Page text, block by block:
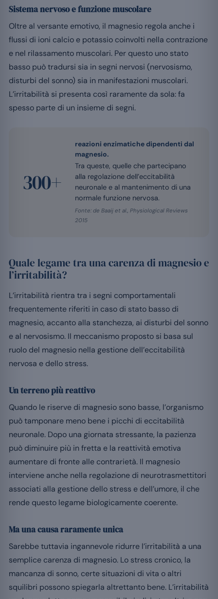
Sistema nervoso e funzione muscolare
Oltre al versante emotivo, il magnesio regola anche i
flussi di ioni calcio e potassio coinvolti nella contrazione
e nel rilassamento muscolari. Per questo uno stato
basso può tradursi sia in segni nervosi (nervosismo,
disturbi del sonno) sia in manifestazioni muscolari.
L’irritabilità si presenta così raramente da sola: fa
spesso parte di un insieme di segni.
300+
reazioni enzimatiche dipendenti dal
magnesio.
Tra queste, quelle che partecipano
alla regolazione dell’eccitabilità
neuronale e al mantenimento di una
normale funzione nervosa.
Fonte: de Baaij et al., Physiological Reviews
2015
Quale legame tra una carenza di magnesio e
l’irritabilità?
L’irritabilità rientra tra i segni comportamentali
frequentemente riferiti in caso di stato basso di
magnesio, accanto alla stanchezza, ai disturbi del sonno
e al nervosismo. Il meccanismo proposto si basa sul
ruolo del magnesio nella gestione dell’eccitabilità
nervosa e dello stress.
Un terreno più reattivo
Quando le riserve di magnesio sono basse, l’organismo
può tamponare meno bene i picchi di eccitabilità
neuronale. Dopo una giornata stressante, la pazienza
può diminuire più in fretta e la reattività emotiva
aumentare di fronte alle contrarietà. Il magnesio
interviene anche nella regolazione di neurotrasmettitori
associati alla gestione dello stress e dell’umore, il che
rende questo legame biologicamente coerente.
Ma una causa raramente unica
Sarebbe tuttavia ingannevole ridurre l’irritabilità a una
semplice carenza di magnesio. Lo stress cronico, la
mancanza di sonno, certe situazioni di vita o altri
squilibri possono spiegarla altrettanto bene. L’irritabilità